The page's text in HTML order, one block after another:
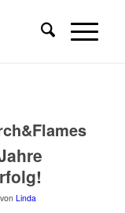
von Linda